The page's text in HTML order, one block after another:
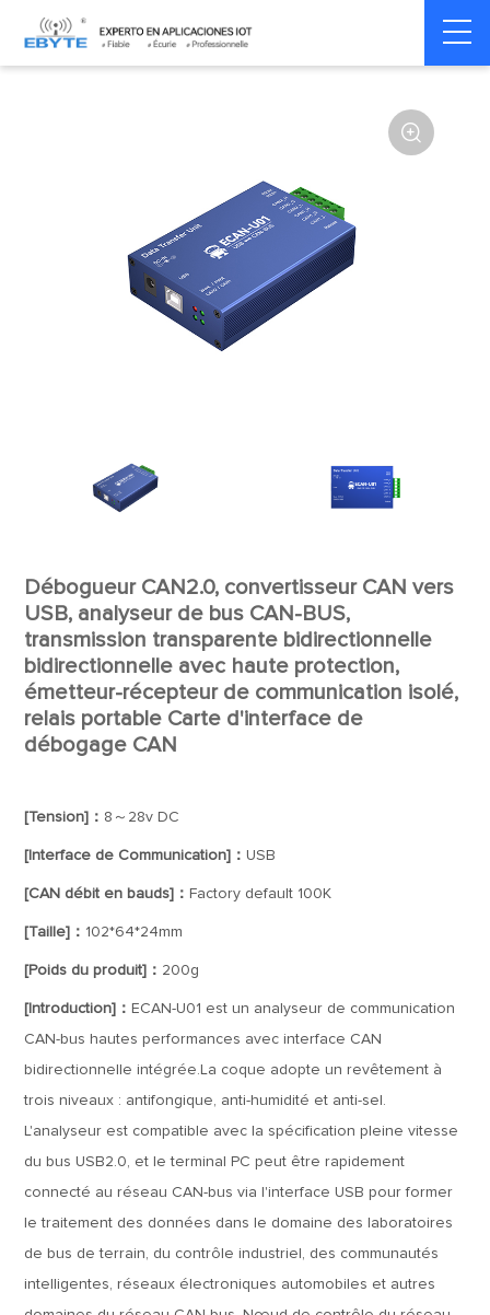
Home > Modem > CAN Bus >

Débogueur CAN2.0, convertisseur CAN vers
USB, analyseur de bus CAN-BUS,
transmission transparente bidirectionnelle
bidirectionnelle avec haute protection,
émetteur-récepteur de communication isolé,
relais portable Carte d'interface de
débogage CAN
[Tension]： 8～28v DC
[Interface de Communication]：USB
[CAN débit en bauds]： Factory default 100K
[Taille]： 102*64*24mm
[Poids du produit]： 200g
[Introduction]： ECAN-U01 est un analyseur de communication
CAN-bus hautes performances avec interface CAN
bidirectionnelle intégrée.La coque adopte un revêtement à
trois niveaux : antifongique, anti-humidité et anti-sel.
L'analyseur est compatible avec la spécification pleine vitesse
du bus USB2.0, et le terminal PC peut être rapidement
connecté au réseau CAN-bus via l'interface USB pour former
le traitement des données dans le domaine des laboratoires
de bus de terrain, du contrôle industriel, des communautés
intelligentes, réseaux électroniques automobiles et autres